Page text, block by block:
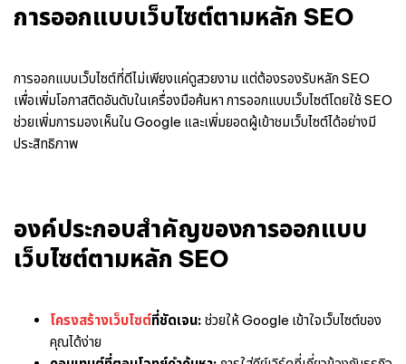
การออกแบบเว็บไซต์ตามหลัก SEO
การออกแบบเว็บไซต์ที่ดีไม่เพียงแค่ดูสวยงาม แต่ต้องรองรับหลัก SEO
เพื่อเพิ่มโอกาสติดอันดับในเครื่องมือค้นหา การออกแบบเว็บไซต์โดยใช้ SEO
ช่วยเพิ่มการมองเห็นใน Google และเพิ่มยอดผู้เข้าชมเว็บไซต์ได้อย่างมี
ประสิทธิภาพ
องค์ประกอบสำคัญของการออกแบบ
เว็บไซต์ตามหลัก SEO
โครงสร้างเว็บไซต์ที่ชัดเจน: ช่วยให้ Google เข้าใจเว็บไซต์ของ
คุณได้ง่าย